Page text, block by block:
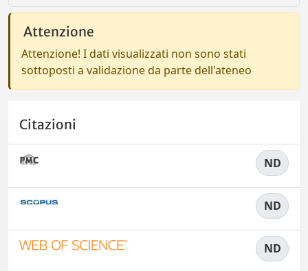
Attenzione
Attenzione! I dati visualizzati non sono stati
sottoposti a validazione da parte dell'ateneo
Citazioni
ND
ND
ND